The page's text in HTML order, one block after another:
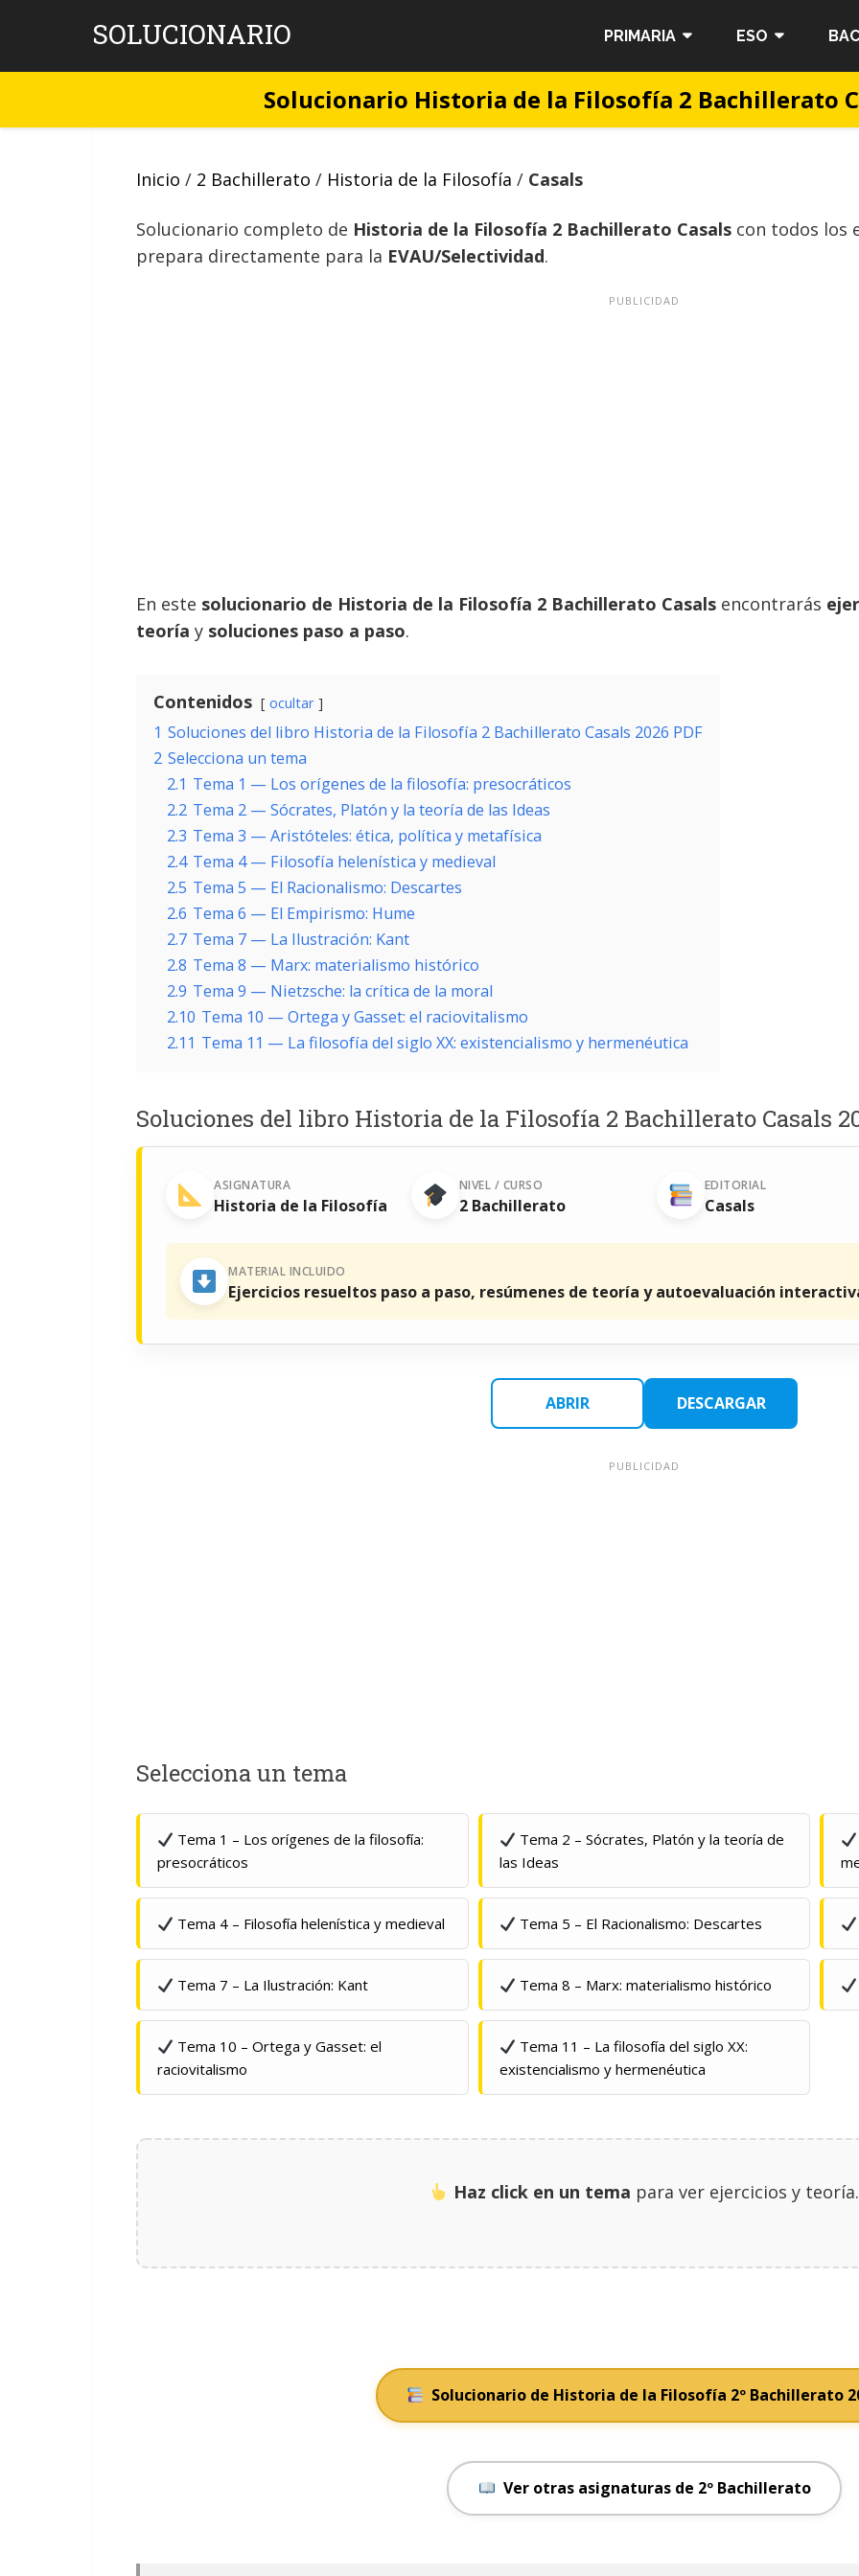
content
SOLUCIONARIO PRIMARIA ESO
Solucionario Historia de la Filosofía 2 Bachillerato
Inicio / 2 Bachillerato / Historia de la Filosofía / Casals
Solucionario completo de Historia de la Filosofía 2 Bachillerato Casals con todos los
prepara directamente para la EVAU/Selectividad.
En este solucionario de Historia de la Filosofía 2 Bachillerato Casals encontrarás
teoría y soluciones paso a paso.
Contenidos ocultar
1 Soluciones del libro Historia de la Filosofía 2 Bachillerato Casals 2026 PDF
2 Selecciona un tema
2.1 Tema 1 — Los orígenes de la filosofía: presocráticos
2.2 Tema 2 — Sócrates, Platón y la teoría de las Ideas
2.3 Tema 3 — Aristóteles: ética, política y metafísica
2.4 Tema 4 — Filosofía helenística y medieval
2.5 Tema 5 — El Racionalismo: Descartes
2.6 Tema 6 — El Empirismo: Hume
2.7 Tema 7 — La Ilustración: Kant
2.8 Tema 8 — Marx: materialismo histórico
2.9 Tema 9 — Nietzsche: la crítica de la moral
2.10 Tema 10 — Ortega y Gasset: el raciovitalismo
2.11 Tema 11 — La filosofía del siglo XX: existencialismo y hermenéutica
Soluciones del libro Historia de la Filosofía 2 Bachillerato Casals
ASIGNATURA
Historia de la Filosofía
NIVEL / CURSO
2 Bachillerato
EDITORIAL
Casals
MATERIAL INCLUIDO
Ejercicios resueltos paso a paso, resúmenes de teoría y autoevaluación
ABRIR DESCARGAR
Selecciona un tema
Tema 1 – Los orígenes de la filosofía:
presocráticos
Tema 2 – Sócrates, Platón y la teoría de
las Ideas
Tema 4 – Filosofía helenística y medieval Tema 5 – El Racionalismo: Descartes
Tema 7 – La Ilustración: Kant Tema 8 – Marx: materialismo histórico
Tema 10 – Ortega y Gasset: el
raciovitalismo
Tema 11 – La filosofía del siglo XX:
existencialismo y hermenéutica
Haz click en un tema para ver ejercicios y teoría.
Solucionario de Historia de la Filosofía 2º Bachillerato
Ver otras asignaturas de 2º Bachillerato